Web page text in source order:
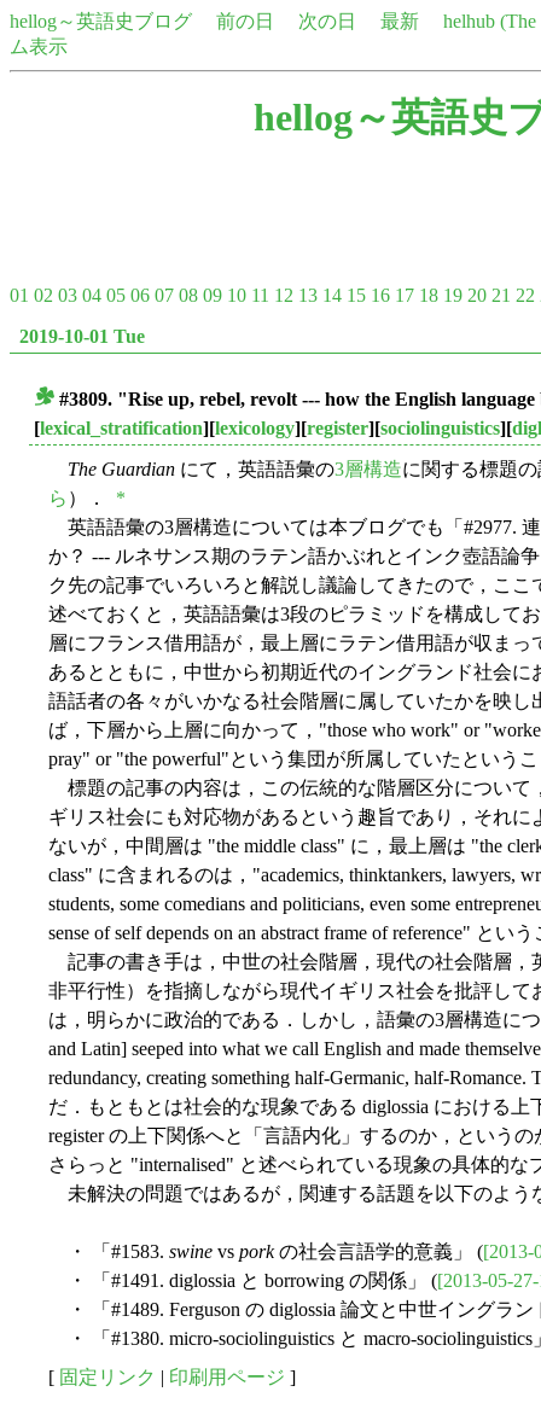
hellog～英語史ブログ 前の日 次の日 最新
helhub
ム表示
hellog～英語史
01 02 03 04 05 06 07 08 09 10 11 12 13 14 15 16 17 18 19 20 21 22
2019-10-01 Tue
#3809. "Rise up, rebel, revolt --- how the English
[lexical_stratification][lexicology][register][sociolinguistics][
The Guardian にて，英語語彙の3層構造に関する標題
ら ）． *
英語語彙の3層構造については本ブログでも「#2977.
か？ --- ルネサンス期のラテン語かぶれとインク壺語論
ク先の記事でいろいろと解説し議論してきたので，こ
述べておくと，英語語彙は3段のピラミッドを構成して
層にフランス借用語が，最上層にラテン借用語が収ま
あるとともに，中世から初期近代のイングランド社会
語話者の各々がいかなる社会階層に属していたかを映
ば，下層から上層に向かって，"those who work" or
pray" or "the powerful"という集団が所属していたという
標題の記事の内容は，この伝統的な階層区分について
ギリス社会にも対応物があるという趣旨であり，それ
ないが，中間層は "the middle class" に，最上層は "the
class" に含まれるのは，"academics, thinktankers, lawyers,
students, some comedians and politicians, even some
sense of self depends on an abstract frame of reference" とい
記事の書き手は，中世の社会階層，現代の社会階層，
非平行性）を指摘しながら現代イギリス社会を批評し
は，明らかに政治的である．しかし，語彙の3層構造に
and Latin] seeped into what we call English and made
redundancy, creating something half-Germanic, half-
だ．もともとは社会的な現象である diglossia における
register の上下関係へと「言語内化」するのか，という
さらっと "internalised" と述べられている現象の具体的
未解決の問題ではあるが，関連する話題を以下のよう
・ 「#1583. swine vs porkの社会言語学的意義」 ([2013-
・ 「#1491. diglossia と borrowing の関係」 ([2013-05-
・ 「#1489. Ferguson の diglossia 論文と中世イングラン
・ 「#1380. micro-sociolinguistics と macro-sociolinguistics
[ 固定リンク | 印刷用ページ ]